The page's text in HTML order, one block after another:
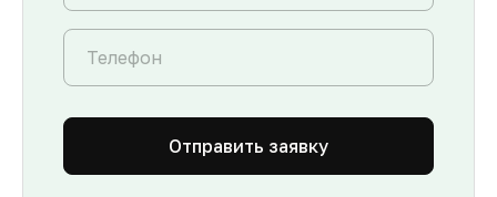
Отправить заявку